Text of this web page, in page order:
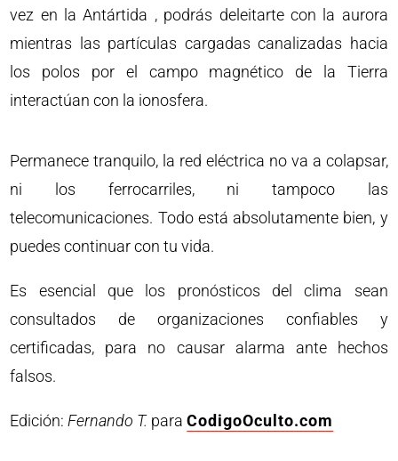
vez en la Antártida , podrás deleitarte con la aurora
mientras las partículas cargadas canalizadas hacia
los polos por el campo magnético de la Tierra
interactúan con la ionosfera.
Permanece tranquilo, la red eléctrica no va a colapsar,
ni los ferrocarriles, ni tampoco las
telecomunicaciones. Todo está absolutamente bien, y
puedes continuar con tu vida.
Es esencial que los pronósticos del clima sean
consultados de organizaciones confiables y
certificadas, para no causar alarma ante hechos
falsos.
Edición: Fernando T. paraCodigoOculto.com